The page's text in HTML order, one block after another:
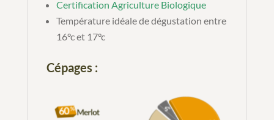
Certification Agriculture Biologique
Température idéale de dégustation entre
16°c et 17°c
Cépages :